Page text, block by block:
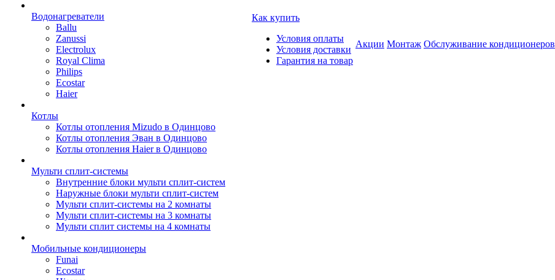
Водонагреватели
Ballu
Zanussi
Electrolux
Royal Clima
Philips
Ecostar
Haier
Котлы
Котлы отопления Mizudo в Одинцово
Котлы отопления Эван в Одинцово
Котлы отопления Haier в Одинцово
Мульти сплит-системы
Внутренние блоки мульти сплит-систем
Наружные блоки мульти сплит-систем
Мульти сплит-системы на 2 комнаты
Мульти сплит-системы на 3 комнаты
Мульти сплит системы на 4 комнаты
Мобильные кондиционеры
Funai
Ecostar
Как купить
Условия оплаты
Условия доставки
Гарантия на товар
Акции Монтаж Обслуживание кондиционеров